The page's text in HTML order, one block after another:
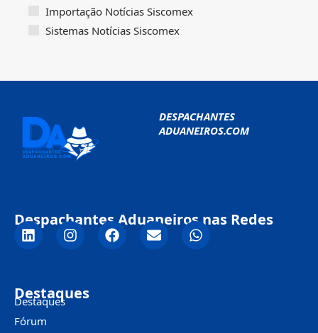
Importação Notícias Siscomex
Sistemas Notícias Siscomex
DESPACHANTES
ADUANEIROS.COM
Despachantes Aduaneiros nas Redes
Destaques
Destaques
Fórum